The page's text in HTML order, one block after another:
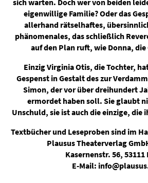
sich warten. Doch wer von beiden
eigenwillige Familie? Oder das
allerhand rätselhaftes,
phänomenales, das schließlich
auf den Plan ruft, wie Donna,
Einzig Virginia Otis, die Tochter,
Gespenst in Gestalt des zur
Simon, der vor über dreihundert
ermordet haben soll. Sie glaubt
Unschuld, sie ist auch die einzige,
Textbücher und Leseproben sind im
Plausus Theaterverlag
Kasernenstr. 56, 53111
E-Mail: